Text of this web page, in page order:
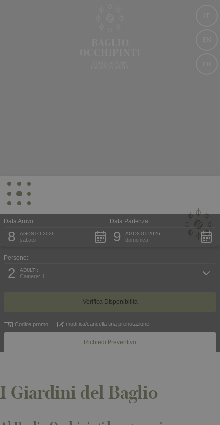
Data Arrivo:
8 AGOSTO 2026
sabato
Data Partenza:
9 AGOSTO 2026
domenica
Persone:
2 ADULTI:
Camere: 1
Codice promo: modifica/cancella una prenotazione
Richiedi Preventivo
I Giardini del Baglio